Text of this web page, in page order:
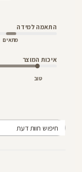
התאמה למידה
מתאים
איכות המוצר
טוב